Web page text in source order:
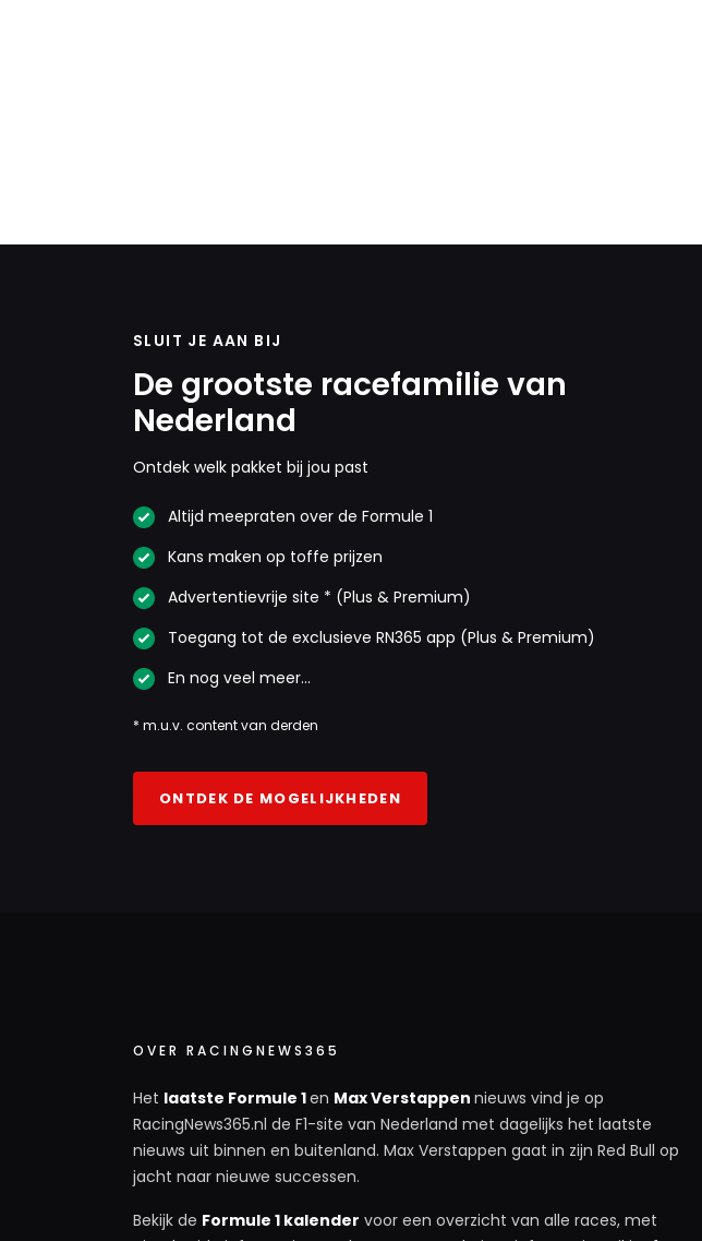
SLUIT JE AAN BIJ
De grootste racefamilie van
Nederland
Ontdek welk pakket bij jou past
Altijd meepraten over de Formule 1
Kans maken op toffe prijzen
Advertentievrije site * (Plus & Premium)
Toegang tot de exclusieve RN365 app (Plus & Premium)
En nog veel meer…
* m.u.v. content van derden
ONTDEK DE MOGELIJKHEDEN
OVER RACINGNEWS365
Het laatste Formule 1en Max Verstappen nieuws vind je op
RacingNews365.nl de F1-site van Nederland met dagelijks het laatste
nieuws uit binnen en buitenland. Max Verstappen gaat in zijn Red Bull op
jacht naar nieuwe successen.
Bekijk de Formule 1 kalender voor een overzicht van alle races, met